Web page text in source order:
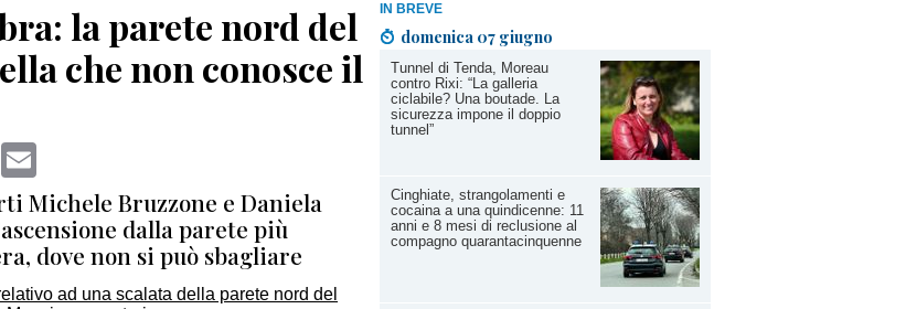
IN BREVE
domenica 07 giugno
Tunnel di Tenda, Moreau
contro Rixi: “La galleria
ciclabile? Una boutade. La
sicurezza impone il doppio
tunnel”
Cinghiate, strangolamenti e
cocaina a una quindicenne: 11
anni e 8 mesi di reclusione al
compagno quarantacinquenne
la parete nord del
che non conosce il
WhatsApp
Michele Bruzzone e Daniela
dalla parete più
dove non si può sbagliare